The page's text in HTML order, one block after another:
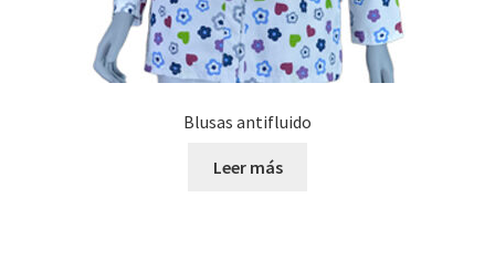
Blusas antifluido
Leer más